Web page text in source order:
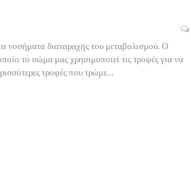
νοσήματα διαταραχής του μεταβολισμού. Ο
το σώμα μας χρησιμοποιεί τις τροφές για να
τροφές που τρώμε…